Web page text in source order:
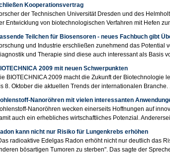
Kooperationsvertrag
der Technischen Universität Dresden und des
Entwicklung von biotechnologischen Verfahren mit Hefen
Teilchen für Biosensoren - neues Fachbuch gibt
und Industrie erschließen zunehmend das
und Therapie sind diese auch interessant als Basis
2009 mit neuen Schwerpunkten
BIOTECHNICA 2009 macht die Zukunft der
8. Oktober die aktuellen Trends der internationalen Branche.
Nanoröhren mit vielen interessanten
Nanoröhren wecken einerseits Hoffnungen auf
auch ein erhebliches wirtschaftliches Potenzial.
kann nicht nur Risiko für Lungenkrebs erhöhen
radioaktive Edelgas Radon erhöht nicht nur deutlich das
bösartigen Tumoren zu sterben". Das sagte der